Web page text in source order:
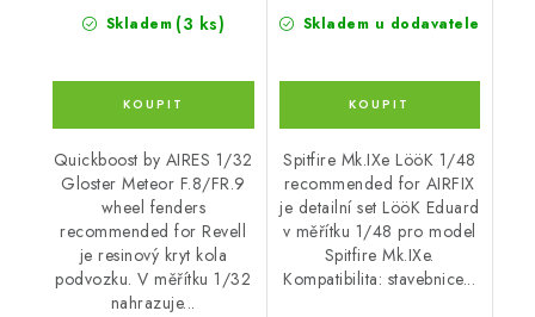
Skladem (3 ks)
Quickboost by AIRES 1/32
Gloster Meteor F.8/FR.9
wheel fenders
recommended for Revell
je resinový kryt kola
podvozku. V měřítku 1/32
nahrazuje...
Skladem u dodavatele
Spitfire Mk.IXe LööK 1/48
recommended for AIRFIX
je detailní set LööK Eduard
v měřítku 1/48 pro model
Spitfire Mk.IXe.
Kompatibilita: stavebnice...